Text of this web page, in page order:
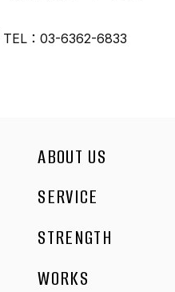
：03-6362-6833
ABOUT US
SERVICE
STRENGTH
WORKS